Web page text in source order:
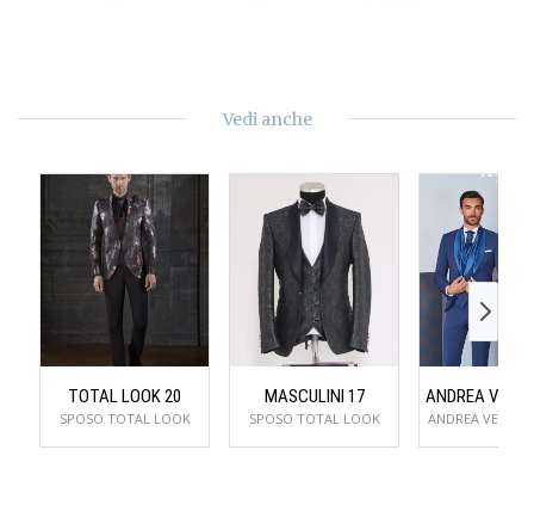
Vedi anche
TOTAL LOOK 20
SPOSO TOTAL LOOK
MASCULINI 17
SPOSO TOTAL LOOK ANDREA